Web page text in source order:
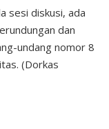
sesi diskusi, ada
dan
undang nomor 8
(Dorkas